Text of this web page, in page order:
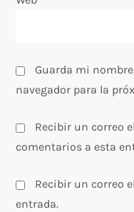
Guarda mi
navegador para la
Recibir un correo
comentarios a esta
Recibir un correo
entrada.